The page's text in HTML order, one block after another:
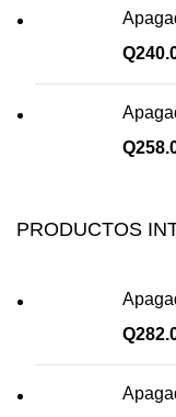
Q
Q
PRODUCTOS
Q